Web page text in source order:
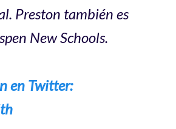
Preston también es
New Schools.
en Twitter: